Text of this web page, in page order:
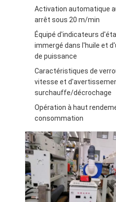
machine à papier enduit
Le double a dégrossi
Pièces de machine de
Machine de tissu soufflée
Activation automatique
arrêt sous 20 m/min
Équipé d'indicateurs
immergé dans l'huile et
de puissance
Caractéristiques de
vitesse et
surchauffe/décrochage
Opération à haut
consommation